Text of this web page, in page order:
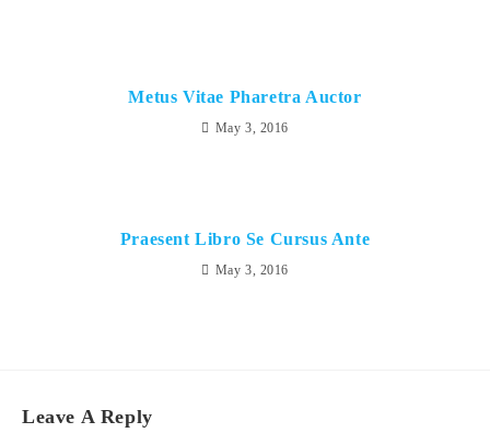
Metus Vitae Pharetra Auctor
May 3, 2016
Praesent Libro Se Cursus Ante
May 3, 2016
Leave A Reply